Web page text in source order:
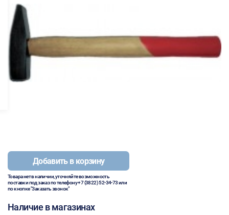
Добавить в корзину
Товара нет в наличии, уточняйте возможность
поставки под заказ по телефону+7 (3822) 52-34-73или
по кнопке "Заказать звонок"
Наличие в магазинах